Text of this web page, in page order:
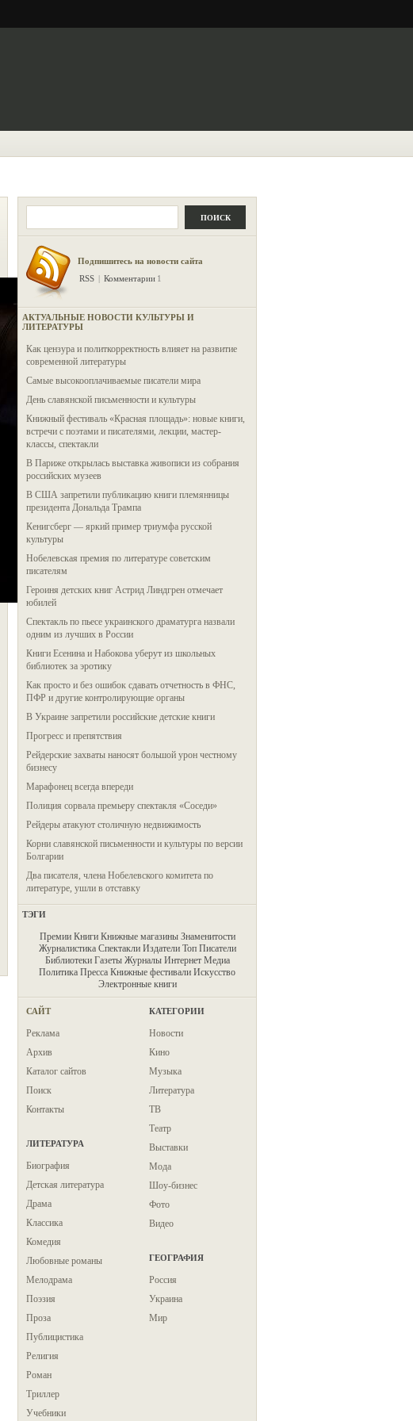
ПОИСК
Подпишитесь на новости сайта
RSS | Комментарии 1
АКТУАЛЬНЫЕ НОВОСТИ КУЛЬТУРЫ И
ЛИТЕРАТУРЫ
Как цензура и политкорректность влияет на развитие
современной литературы
Самые высокооплачиваемые писатели мира
День славянской письменности и культуры
Книжный фестиваль «Красная площадь»: новые книги,
встречи с поэтами и писателями, лекции, мастер-
классы, спектакли
В Париже открылась выставка живописи из собрания
российских музеев
В США запретили публикацию книги племянницы
президента Дональда Трампа
Кенигсберг — яркий пример триумфа русской
культуры
Нобелевская премия по литературе советским
писателям
Героиня детских книг Астрид Линдгрен отмечает
юбилей
Спектакль по пьесе украинского драматурга назвали
одним из лучших в России
Книги Есенина и Набокова уберут из школьных
библиотек за эротику
Как просто и без ошибок сдавать отчетность в ФНС,
ПФР и другие контролирующие органы
В Украине запретили российские детские книги
Прогресс и препятствия
Рейдерские захваты наносят большой урон честному
бизнесу
Марафонец всегда впереди
Полиция сорвала премьеру спектакля «Соседи»
Рейдеры атакуют столичную недвижимость
Корни славянской письменности и культуры по версии
Болгарии
Два писателя, члена Нобелевского комитета по
литературе, ушли в отставку
ТЭГИ
Премии Книги Книжные магазины Знаменитости
Журналистика Спектакли Издатели Топ Писатели
Библиотеки Газеты Журналы Интернет Медиа
Политика Пресса Книжные фестивали Искусство
Электронные книги
САЙТ
Реклама
Архив
Каталог сайтов
Поиск
Контакты
ЛИТЕРАТУРА
Биография
Детская литература
Драма
Классика
Комедия
Любовные романы
Мелодрама
Поэзия
Проза
Публицистика
Религия
Роман
Триллер
Учебники
КАТЕГОРИИ
Новости
Кино
Музыка
Литература
ТВ
Театр
Выставки
Мода
Шоу-бизнес
Фото
Видео
ГЕОГРАФИЯ
Россия
Украина
Мир